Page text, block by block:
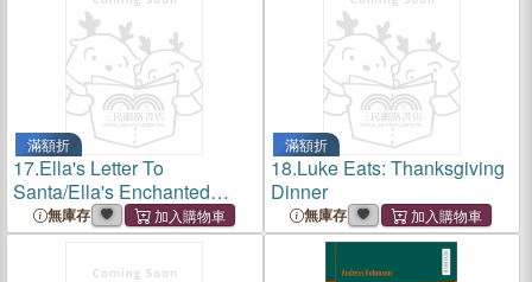
滿額折
17.Ella's Letter To
Santa/Ella's Enchanted
Dream: 2 in 1
無庫存
滿額折
18.Luke Eats: Thanksgiving
Dinner
無庫存